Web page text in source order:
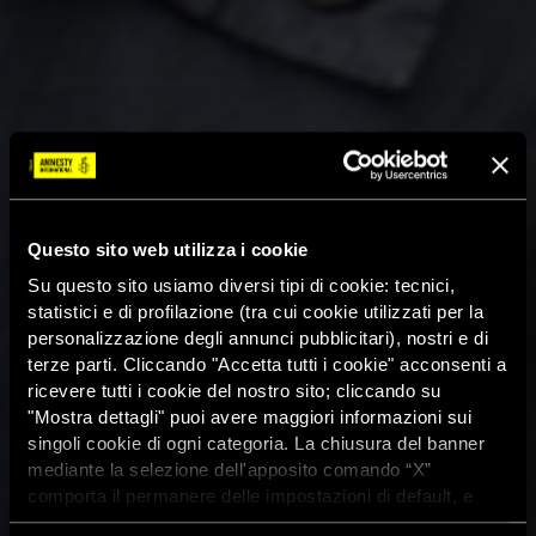
Questo sito web utilizza i cookie
Su questo sito usiamo diversi tipi di cookie: tecnici,
statistici e di profilazione (tra cui cookie utilizzati per la
personalizzazione degli annunci pubblicitari), nostri e di
terze parti. Cliccando "Accetta tutti i cookie" acconsenti a
ricevere tutti i cookie del nostro sito; cliccando su
"Mostra dettagli" puoi avere maggiori informazioni sui
singoli cookie di ogni categoria. La chiusura del banner
mediante la selezione dell'apposito comando “X”
comporta il permanere delle impostazioni di default, e
dunque la continuazione della navigazione con i cookie